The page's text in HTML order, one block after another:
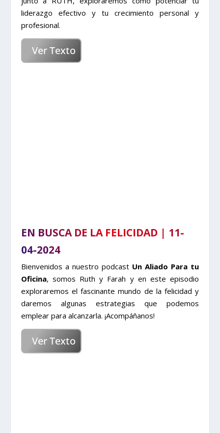
liderazgo efectivo y tu crecimiento personal y
profesional.
Ver Texto
EN BUSCA DE LA FELICIDAD | 11-
04-2024
Bienvenidos a nuestro podcast Un Aliado Para tu
Oficina, somos Ruth y Farah y en este episodio
exploraremos el fascinante mundo de la felicidad y
daremos algunas estrategias que podemos
emplear para alcanzarla. ¡Acompáñanos!
Ver Texto